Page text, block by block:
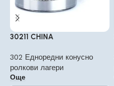
30211 CHINA
302 Едноредни конусно
ролкови лагери
Още